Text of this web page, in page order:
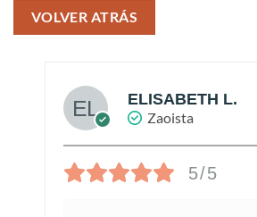
VOLVER ATRÁS
ELISABETH L.
Zaoista
5/5